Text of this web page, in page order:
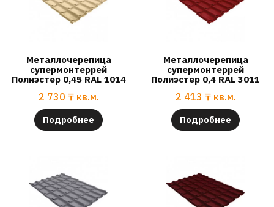
Металлочерепица
супермонтеррей
Полиэстер 0,45 RAL 1014
2 730 ₸ кв.м.
Подробнее
Металлочерепица
супермонтеррей
Полиэстер 0,4 RAL 3011
2 413 ₸ кв.м.
Подробнее